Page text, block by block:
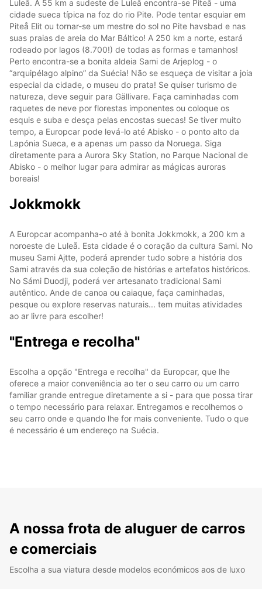
Luleå. A 55 km a sudeste de Luleå encontra-se Piteå - uma
cidade sueca típica na foz do rio Pite. Pode tentar esquiar em
Piteå Elit ou tornar-se um mestre do sol no Pite havsbad e nas
suas praias de areia do Mar Báltico! A 250 km a norte, estará
rodeado por lagos (8.700!) de todas as formas e tamanhos!
Perto encontra-se a bonita aldeia Sami de Arjeplog - o
“arquipélago alpino” da Suécia! Não se esqueça de visitar a joia
especial da cidade, o museu do prata! Se quiser turismo de
natureza, deve seguir para Gällivare. Faça caminhadas com
raquetes de neve por florestas imponentes ou coloque os
esquis e suba e desça pelas encostas suecas! Se tiver muito
tempo, a Europcar pode levá-lo até Abisko - o ponto alto da
Lapónia Sueca, e a apenas um passo da Noruega. Siga
diretamente para a Aurora Sky Station, no Parque Nacional de
Abisko - o melhor lugar para admirar as mágicas auroras
boreais!
Jokkmokk
A Europcar acompanha-o até à bonita Jokkmokk, a 200 km a
noroeste de Luleå. Esta cidade é o coração da cultura Sami. No
museu Sami Ajtte, poderá aprender tudo sobre a história dos
Sami através da sua coleção de histórias e artefatos históricos.
No Sámi Duodji, poderá ver artesanato tradicional Sami
autêntico. Ande de canoa ou caiaque, faça caminhadas,
pesque ou explore reservas naturais... tem muitas atividades
ao ar livre para escolher!
"Entrega e recolha"
Escolha a opção "Entrega e recolha" da Europcar, que lhe
oferece a maior conveniência ao ter o seu carro ou um carro
familiar grande entregue diretamente a si - para que possa tirar
o tempo necessário para relaxar. Entregamos e recolhemos o
seu carro onde e quando lhe for mais conveniente. Tudo o que
é necessário é um endereço na Suécia.
A nossa frota de aluguer de carros
e comerciais
Escolha a sua viatura desde modelos económicos aos de luxo